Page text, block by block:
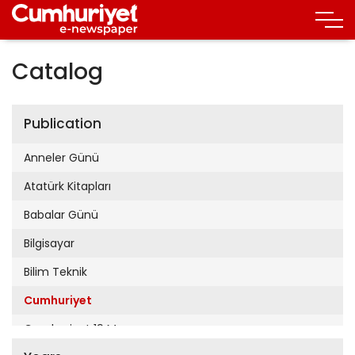
Catalog
Publication
Anneler Günü
Atatürk Kitapları
Babalar Günü
Bilgisayar
Bilim Teknik
Cumhuriyet
Cumhuriyet 19 Mayıs